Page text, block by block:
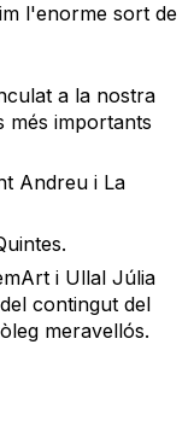
l'enorme sort de
a la nostra
més importants
Andreu i La
i Ullal Júlia
contingut del
meravellós.